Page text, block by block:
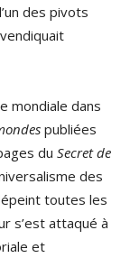
des pivots
mondiale dans
publiées
du Secret de
des
toutes les
s’est attaqué à
et